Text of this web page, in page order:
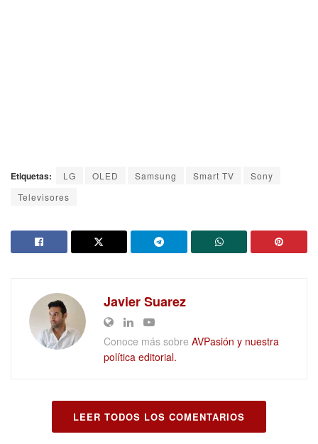
Etiquetas: LG OLED Samsung Smart TV
Sony
Televisores
Javier Suarez
Conoce más sobre AVPasión y nuestra
política editorial.
LEER TODOS LOS COMENTARIOS